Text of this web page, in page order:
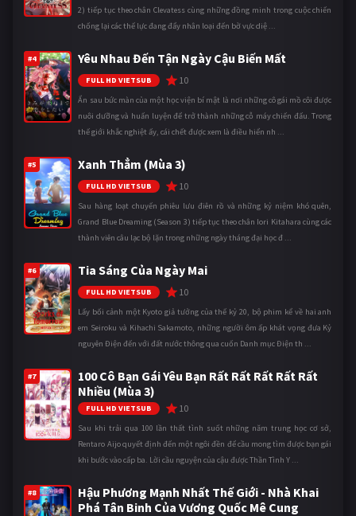
2) tiếp tục theo chân Clevatess cùng những đồng minh trong cuộc chiến
chống lại các thế lực đang đẩy nhân loại đến bờ vực diệ ...
#4 Yêu Nhau Đến Tận Ngày Cậu Biến Mất
FULL HD VIETSUB 10
Ẩn sau bức màn của một học viện bí mật là nơi những cô gái mồ côi được
nuôi dưỡng và huấn luyện để trở thành những cỗ máy chiến đấu. Trong
thế giới khắc nghiệt ấy, cái chết được xem là điều hiển nh ...
#5 Xanh Thẳm (Mùa 3)
FULL HD VIETSUB 10
Sau hàng loạt chuyến phiêu lưu điên rồ và những kỷ niệm khó quên,
Grand Blue Dreaming (Season 3) tiếp tục theo chân Iori Kitahara cùng các
thành viên câu lạc bộ lặn trong những ngày tháng đại học đ ...
#6 Tia Sáng Của Ngày Mai
FULL HD VIETSUB 10
Lấy bối cảnh một Kyoto giả tưởng của thế kỷ 20, bộ phim kể về hai anh
em Seiroku và Kihachi Sakamoto, những người ôm ấp khát vọng đưa Kỷ
nguyên Điện đến với đất nước thông qua cuốn Danh mục Điện th ...
#7
100 Cô Bạn Gái Yêu Bạn Rất Rất Rất Rất Rất
Nhiều (Mùa 3)
FULL HD VIETSUB 10
Sau khi trải qua 100 lần thất tình suốt những năm trung học cơ sở,
Rentaro Aijo quyết định đến một ngôi đền để cầu mong tìm được bạn gái
khi bước vào cấp ba. Lời cầu nguyện của cậu được Thần Tình Y ...
#8
Hậu Phương Mạnh Nhất Thế Giới - Nhà Khai
Phá Tân Binh Của Vương Quốc Mê Cung